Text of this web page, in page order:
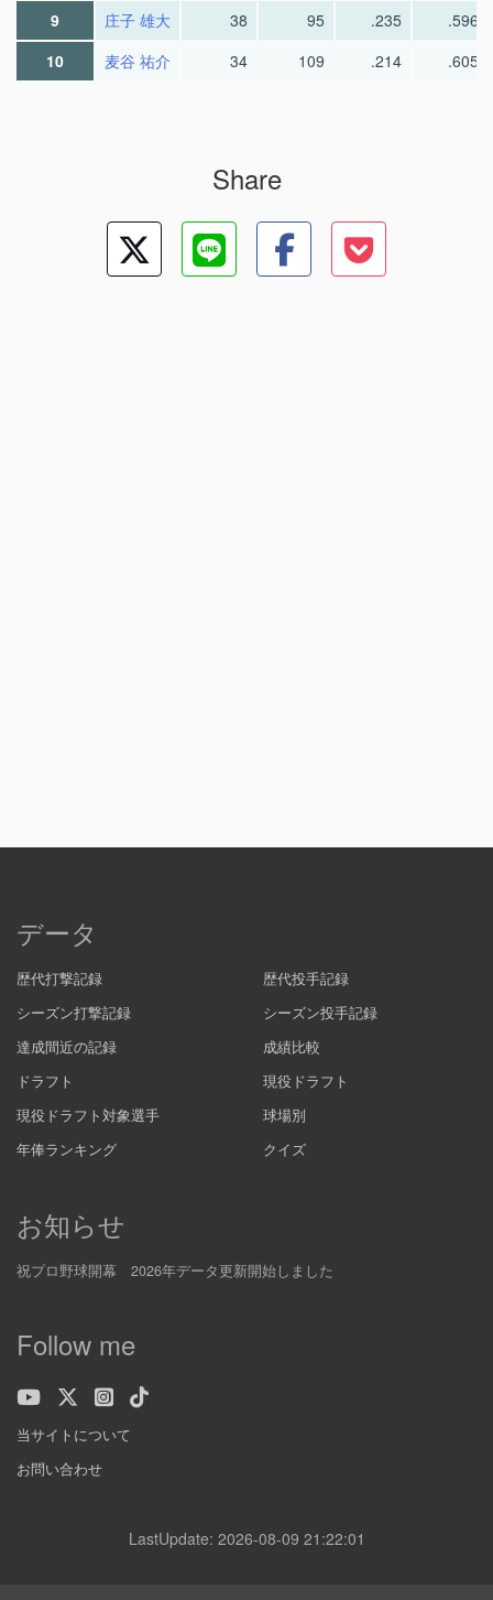
9
庄子 雄大 38 95 .235
.596
10
麦谷 祐介 34 109 .214 .605
Share
データ
歴代打撃記録
歴代投手記録
シーズン打撃記録
シーズン投手記録
達成間近の記録
成績比較
ドラフト
現役ドラフト
現役ドラフト対象選手
球場別
年俸ランキング
クイズ
お知らせ
祝プロ野球開幕 2026年データ更新開始しました
Follow me
当サイトについて
お問い合わせ
LastUpdate: 2026-08-09 21:22:01